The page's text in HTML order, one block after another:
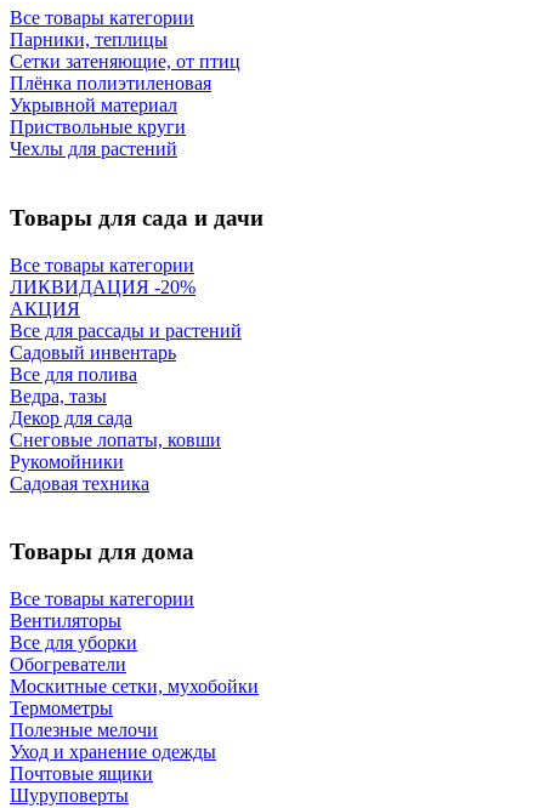
Все товары категории
Парники, теплицы
Сетки затеняющие, от птиц
Плёнка полиэтиленовая
Укрывной материал
Приствольные круги
Чехлы для растений
Товары для сада и дачи
Все товары категории
ЛИКВИДАЦИЯ -20%
АКЦИЯ
Все для рассады и растений
Садовый инвентарь
Все для полива
Ведра, тазы
Декор для сада
Снеговые лопаты, ковши
Рукомойники
Садовая техника
Товары для дома
Все товары категории
Вентиляторы
Все для уборки
Обогреватели
Москитные сетки, мухобойки
Термометры
Полезные мелочи
Уход и хранение одежды
Почтовые ящики
Шуруповерты